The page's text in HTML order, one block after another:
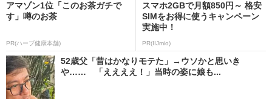
アマゾン1位「このお茶ガチで
す」噂のお茶
PR(ハーブ健康本舗)
スマホ2GBで月額850円～ 格安
SIMをお得に使うキャンペーン
実施中！
PR(IIJmio)
52歳父「昔はかなりモテた」→ウソかと思いき
や…… 「ええええ！」当時の姿に娘も...